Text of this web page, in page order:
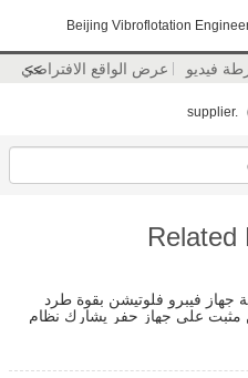
Beijing Vibroflotation
فيديو عرض الواقع الافتراضي
>>
Related
جهاز فيبرو فلوتيشن بقوة طرد
نيوتن مثبت على جهاز حفر يشارك نظام